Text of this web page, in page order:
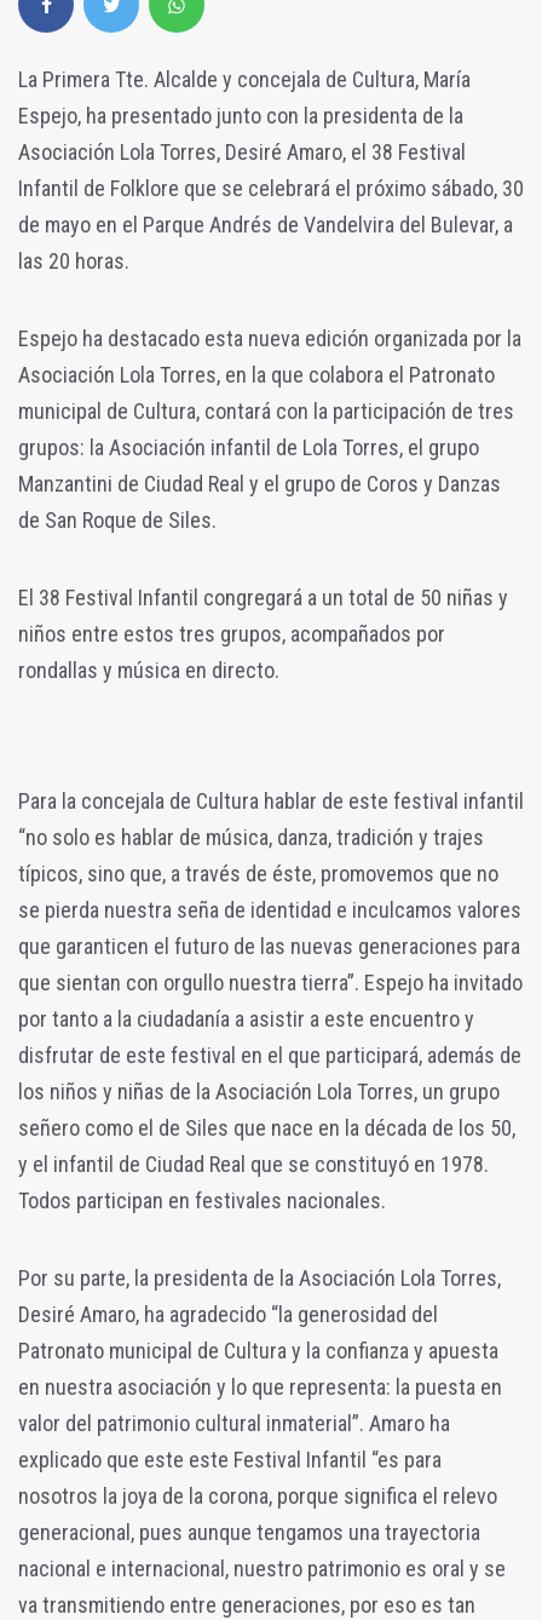
La Primera Tte. Alcalde y concejala de Cultura, María
Espejo, ha presentado junto con la presidenta de la
Asociación Lola Torres, Desiré Amaro, el 38 Festival
Infantil de Folklore que se celebrará el próximo sábado, 30
de mayo en el Parque Andrés de Vandelvira del Bulevar, a
las 20 horas.
Espejo ha destacado esta nueva edición organizada por la
Asociación Lola Torres, en la que colabora el Patronato
municipal de Cultura, contará con la participación de tres
grupos: la Asociación infantil de Lola Torres, el grupo
Manzantini de Ciudad Real y el grupo de Coros y Danzas
de San Roque de Siles.
El 38 Festival Infantil congregará a un total de 50 niñas y
niños entre estos tres grupos, acompañados por
rondallas y música en directo.
Para la concejala de Cultura hablar de este festival infantil
“no solo es hablar de música, danza, tradición y trajes
típicos, sino que, a través de éste, promovemos que no
se pierda nuestra seña de identidad e inculcamos valores
que garanticen el futuro de las nuevas generaciones para
que sientan con orgullo nuestra tierra”. Espejo ha invitado
por tanto a la ciudadanía a asistir a este encuentro y
disfrutar de este festival en el que participará, además de
los niños y niñas de la Asociación Lola Torres, un grupo
señero como el de Siles que nace en la década de los 50,
y el infantil de Ciudad Real que se constituyó en 1978.
Todos participan en festivales nacionales.
Por su parte, la presidenta de la Asociación Lola Torres,
Desiré Amaro, ha agradecido “la generosidad del
Patronato municipal de Cultura y la confianza y apuesta
en nuestra asociación y lo que representa: la puesta en
valor del patrimonio cultural inmaterial”. Amaro ha
explicado que este este Festival Infantil “es para
nosotros la joya de la corona, porque significa el relevo
generacional, pues aunque tengamos una trayectoria
nacional e internacional, nuestro patrimonio es oral y se
va transmitiendo entre generaciones, por eso es tan